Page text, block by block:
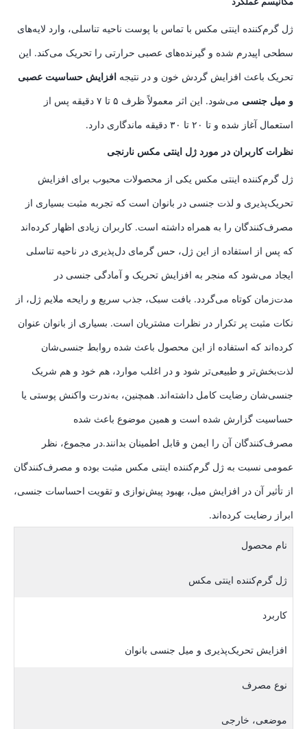
ژل گرم‌کننده اینتی مکس با تماس با پوست ناحیه تناسلی، وارد لایه‌های
سطحی اپیدرم شده و گیرنده‌های عصبی حرارتی را تحریک می‌کند. این
تحریک باعث افزایش گردش خون و در نتیجه افزایش حساسیت عصبی
و میل جنسی
می‌شود. این اثر معمولاً ظرف ۵ تا ۷ دقیقه پس از
استعمال آغاز شده و تا ۲۰ تا ۳۰ دقیقه ماندگاری دارد.
نظرات کاربران در مورد ژل اینتی مکس نارنجی
ژل گرم‌کننده اینتی مکس یکی از محصولات محبوب برای افزایش
تحریک‌پذیری و لذت جنسی در بانوان است که تجربه‌ مثبت بسیاری از
مصرف‌کنندگان را به همراه داشته است. کاربران زیادی اظهار کرده‌اند
که پس از استفاده از این ژل، حس گرمای دل‌پذیری در ناحیه تناسلی
ایجاد می‌شود که منجر به افزایش تحریک و آمادگی جنسی در
مدت‌زمان کوتاه می‌گردد. بافت سبک، جذب سریع و رایحه ملایم ژل، از
نکات مثبت پر تکرار در نظرات مشتریان است. بسیاری از بانوان عنوان
کرده‌اند که استفاده از این محصول باعث شده روابط جنسی‌شان
لذت‌بخش‌تر و طبیعی‌تر شود و در اغلب موارد، هم خود و هم شریک
جنسی‌شان رضایت کامل داشته‌اند. همچنین، به‌ندرت واکنش پوستی یا
حساسیت گزارش شده است و همین موضوع باعث شده
مصرف‌کنندگان آن را ایمن و قابل اطمینان بدانند.در مجموع، نظر
عمومی نسبت به ژل گرم‌کننده اینتی مکس مثبت بوده و مصرف‌کنندگان
از تأثیر آن در افزایش میل، بهبود پیش‌نوازی و تقویت احساسات جنسی،
ابراز رضایت کرده‌اند.
نام محصول
ژل گرم‌کننده اینتی مکس
کاربرد
افزایش تحریک‌پذیری و میل جنسی بانوان
نوع مصرف
موضعی، خارجی